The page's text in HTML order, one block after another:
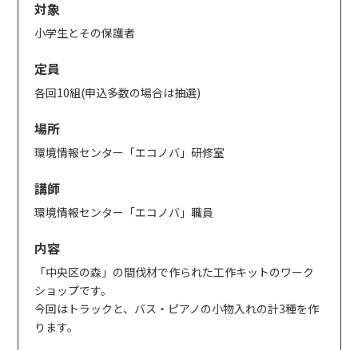
対象
小学生とその保護者
定員
各回10組(申込多数の場合は抽選)
場所
環境情報センター「エコノバ」研修室
講師
環境情報センター「エコノバ」職員
内容
「中央区の森」の間伐材で作られた工作キットのワーク
ショップです。
今回はトラックと、バス・ピアノの小物入れの計3種を作
ります。